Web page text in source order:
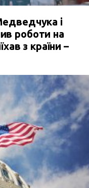
і
роботи на
з країни –